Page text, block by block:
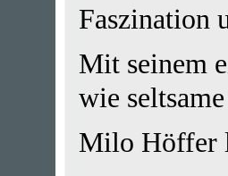
Faszination
Mit seinem
wie
Milo Höffer